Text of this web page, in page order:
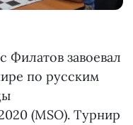
Филатов завоевал
по русским
(MSO). Турнир